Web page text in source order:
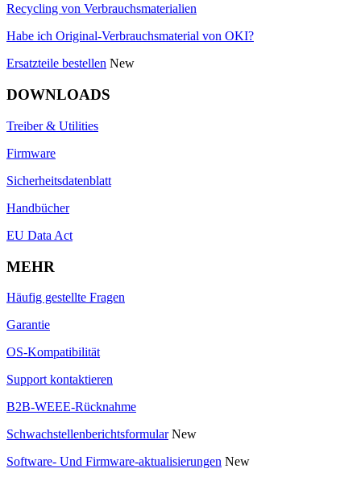
Recycling von Verbrauchsmaterialien
Habe ich Original-Verbrauchsmaterial von OKI?
Ersatzteile bestellen New
DOWNLOADS
Treiber & Utilities
Firmware
Sicherheitsdatenblatt
Handbücher
EU Data Act
MEHR
Häufig gestellte Fragen
Garantie
OS-Kompatibilität
Support kontaktieren
B2B-WEEE-Rücknahme
Schwachstellenberichtsformular New
Software- Und Firmware-aktualisierungen New